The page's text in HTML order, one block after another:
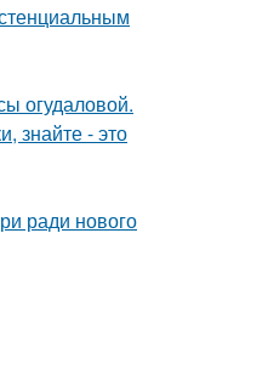
огудаловой.
знайте - это
ради нового